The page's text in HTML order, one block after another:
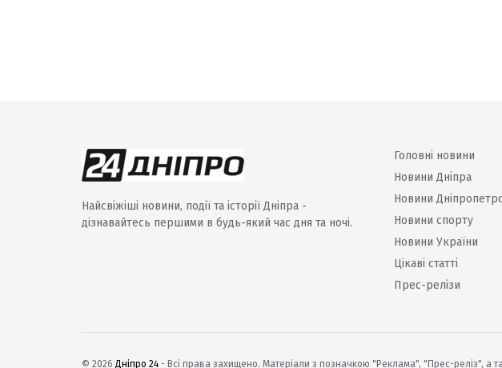
Найсвіжіші новини, події та історії Дніпра -
дізнавайтесь першими в будь-який час дня та ночі.
Головні новини
Новини Дніпра
Новини
Новини спорту
Новини України
Цікаві статті
Прес-релізи
© 2026 Дніпро 24 - Всі права захищено. Матеріали з позначкою "Реклама", "Прес-реліз", а